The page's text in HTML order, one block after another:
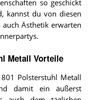
so geschickt
kannst du von diesen
Ästhetik erwarten
Metall Vorteile
Polsterstuhl Metall
damit ein äußerst